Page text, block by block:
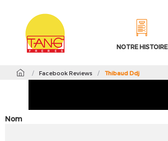
NOTRE HISTOIRE
/ Facebook Reviews / Thibaud Ddj
Nom